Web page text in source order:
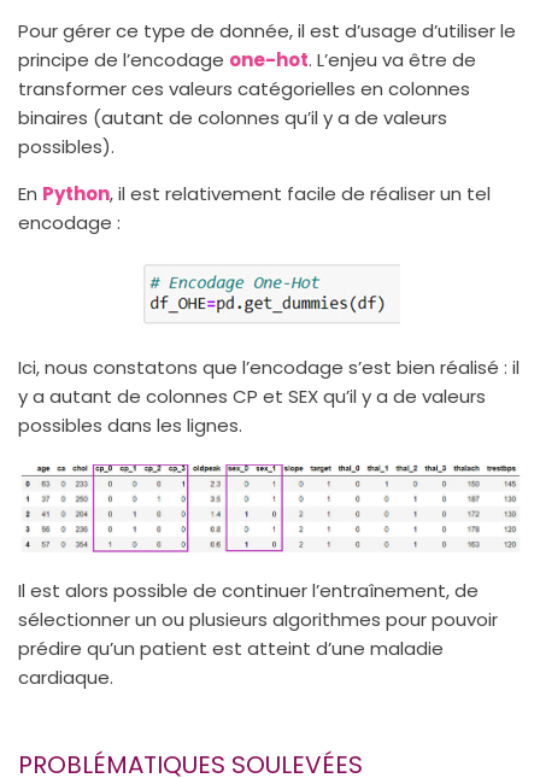
Pour gérer ce type de donnée, il est d’usage d’utiliser le
principe de l’encodage one-hot. L’enjeu va être de
transformer ces valeurs catégorielles en colonnes
binaires (autant de colonnes qu’il y a de valeurs
possibles).
En Python, il est relativement facile de réaliser un tel
encodage :
Ici, nous constatons que l’encodage s’est bien réalisé : il
y a autant de colonnes CP et SEX qu’il y a de valeurs
possibles dans les lignes.
Il est alors possible de continuer l’entraînement, de
sélectionner un ou plusieurs algorithmes pour pouvoir
prédire qu’un patient est atteint d’une maladie
cardiaque.
PROBLÉMATIQUES SOULEVÉES